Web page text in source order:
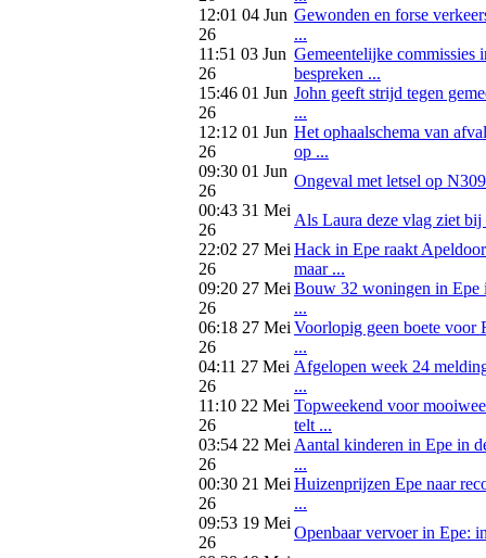
12:01 04 Jun
26
Gewonden en forse
...
11:51 03 Jun
26
Gemeentelijke commissies
bespreken ...
15:46 01 Jun
26
John geeft strijd tegen
...
12:12 01 Jun
26
Het ophaalschema van
op ...
09:30 01 Jun
26
Ongeval met letsel op
00:43 31 Mei
26
Als Laura deze vlag ziet bij
22:02 27 Mei
26
Hack in Epe raakt
maar ...
09:20 27 Mei
26
Bouw 32 woningen in Epe
...
06:18 27 Mei
26
Voorlopig geen boete voor
...
04:11 27 Mei
26
Afgelopen week 24
...
11:10 22 Mei
26
Topweekend voor
telt ...
03:54 22 Mei
26
Aantal kinderen in Epe in
...
00:30 21 Mei
26
Huizenprijzen Epe naar
...
09:53 19 Mei
26
Openbaar vervoer in Epe: